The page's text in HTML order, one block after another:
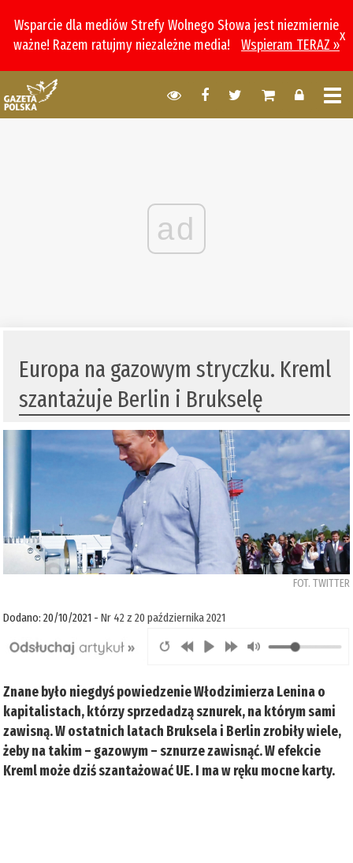
Wsparcie dla mediów Strefy Wolnego Słowa jest niezmiernie
ważne! Razem ratujmy niezależne media!
Wspieram TERAZ »
x
ad
Europa na gazowym stryczku. Kreml
szantażuje Berlin i Brukselę
FOT. TWITTER
Dodano: 20/10/2021 -Nr 42 z 20 października 2021
Znane było niegdyś powiedzenie Włodzimierza Lenina o
kapitalistach, którzy sprzedadzą sznurek, na którym sami
zawisną. W ostatnich latach Bruksela i Berlin zrobiły wiele,
żeby na takim – gazowym – sznurze zawisnąć. W efekcie
Kreml może dziś szantażować UE. I ma w ręku mocne karty.